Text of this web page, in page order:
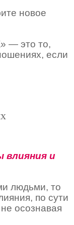
новое
— это то,
если
влияния и
людьми, то
по сути
осознавая